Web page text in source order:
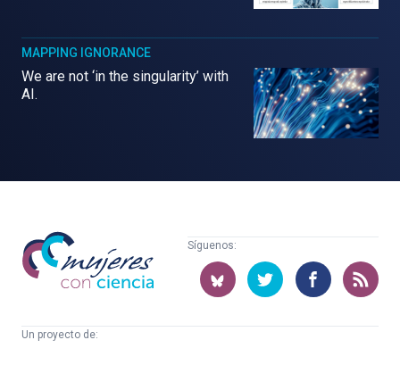
MAPPING IGNORANCE
We are not ‘in the singularity’ with
AI.
Mujeres
con
ciencia
Síguenos:
Un proyecto de: